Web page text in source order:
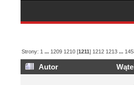
Strony: 1 ... 1209 1210 [1211] 1212 1213 ...
Autor